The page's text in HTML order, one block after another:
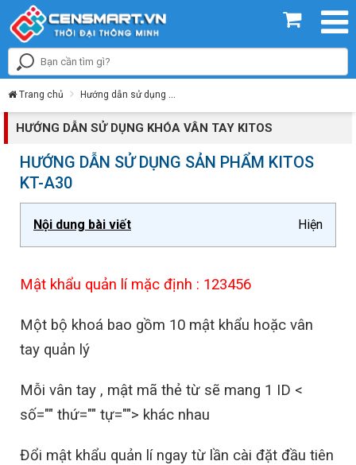
Trang chủ Hướng dẫn sử dụng
HƯỚNG DẪN SỬ DỤNG KHÓA VÂN TAY KITOS
HƯỚNG DẪN SỬ DỤNG SẢN PHẨM KITOS
KT-A30
Nội dung bài viết Hiện
Mật khẩu quản lí mặc định : 123456
Một bộ khoá bao gồm 10 mật khẩu hoặc vân
tay quản lý
Mỗi vân tay , mật mã thẻ từ sẽ mang 1 ID <
số="" thứ="" tự=""> khác nhau
Đổi mật khẩu quản lí ngay từ lần cài đặt đầu tiên